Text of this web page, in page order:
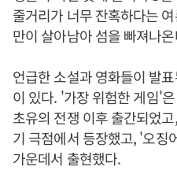
줄거리가 너무 잔혹하다는
만이 살아남아 섬을 빠져나
언급한 소설과 영화들이 발
이 있다. '가장 위험한 게임'
초유의 전쟁 이후 출간되었
기 극점에서 등장했고, '오징
가운데서 출현했다.